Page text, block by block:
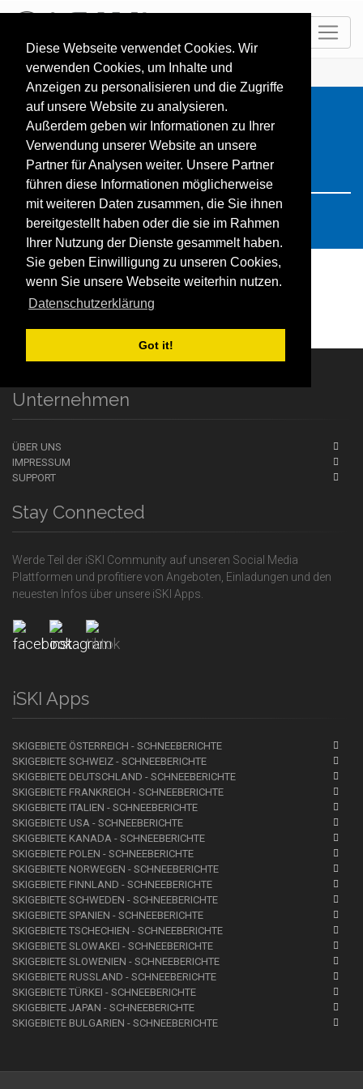
Diese Webseite verwendet Cookies. Wir
verwenden Cookies, um Inhalte und
Anzeigen zu personalisieren und die Zugriffe
auf unsere Website zu analysieren.
Außerdem geben wir Informationen zu Ihrer
Verwendung unserer Website an unsere
Partner für Analysen weiter. Unsere Partner
führen diese Informationen möglicherweise
mit weiteren Daten zusammen, die Sie ihnen
bereitgestellt haben oder die sie im Rahmen
Ihrer Nutzung der Dienste gesammelt haben.
Sie geben Einwilligung zu unseren Cookies,
wenn Sie unsere Webseite weiterhin nutzen.
Datenschutzerklärung
Got it!
HOME Resorts Search: polen
Die Suche ergab keine Treffer
Unternehmen
ÜBER UNS
IMPRESSUM
SUPPORT
Stay Connected
Werde Teil der iSKI Community auf unseren Social Media
Plattformen und profitiere von Angeboten, Einladungen und den
neuesten Infos über unsere iSKI Apps.
iSKI Apps
SKIGEBIETE ÖSTERREICH - SCHNEEBERICHTE
SKIGEBIETE SCHWEIZ - SCHNEEBERICHTE
SKIGEBIETE DEUTSCHLAND - SCHNEEBERICHTE
SKIGEBIETE FRANKREICH - SCHNEEBERICHTE
SKIGEBIETE ITALIEN - SCHNEEBERICHTE
SKIGEBIETE USA - SCHNEEBERICHTE
SKIGEBIETE KANADA - SCHNEEBERICHTE
SKIGEBIETE POLEN - SCHNEEBERICHTE
SKIGEBIETE NORWEGEN - SCHNEEBERICHTE
SKIGEBIETE FINNLAND - SCHNEEBERICHTE
SKIGEBIETE SCHWEDEN - SCHNEEBERICHTE
SKIGEBIETE SPANIEN - SCHNEEBERICHTE
SKIGEBIETE TSCHECHIEN - SCHNEEBERICHTE
SKIGEBIETE SLOWAKEI - SCHNEEBERICHTE
SKIGEBIETE SLOWENIEN - SCHNEEBERICHTE
SKIGEBIETE RUSSLAND - SCHNEEBERICHTE
SKIGEBIETE TÜRKEI - SCHNEEBERICHTE
SKIGEBIETE JAPAN - SCHNEEBERICHTE
SKIGEBIETE BULGARIEN - SCHNEEBERICHTE